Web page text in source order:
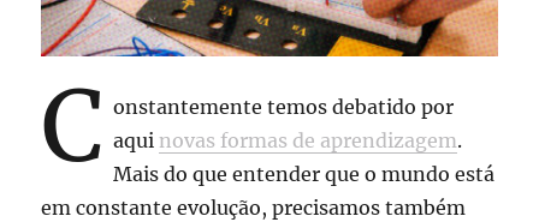
C onstantemente temos debatido por
aquinovas formas de aprendizagem.
Mais do que entender que o mundo está
em constante evolução, precisamos também